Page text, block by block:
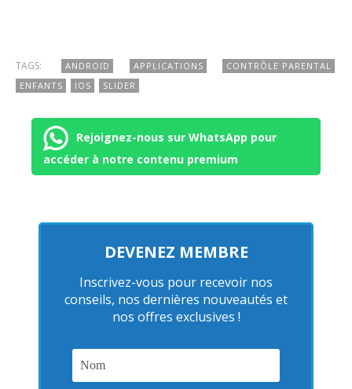
TAGS: ANDROID APPLICATIONS
CONTRÔLE PARENTAL
ENFANTS
IOS SLIDER
Rejoignez-nous sur WhatsApp pour
accéder à notre contenu premium
DEVENEZ MEMBRE
Inscrivez-vous pour recevoir nos
conseils, nos dernières nouveautés et
nos offres exclusives !